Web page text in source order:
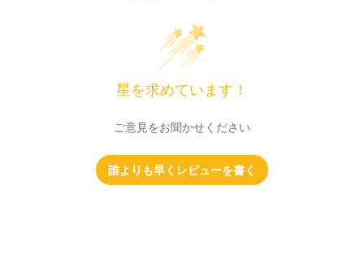
星を求めています！
ご意見をお聞かせください
誰よりも早くレビューを書く